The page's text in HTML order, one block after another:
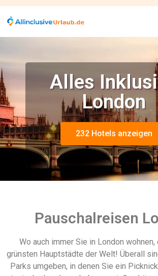
Alles
London
232 Hotels anzeigen
Pauschalreisen
Wo auch immer Sie in London
grünsten Hauptstädte der Welt! Überall
Parks umgeben, in denen Sie ein